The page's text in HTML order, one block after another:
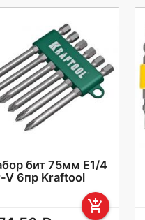
бит 75мм Е1/4
V 6пр Kraftool
add_shopping_cart